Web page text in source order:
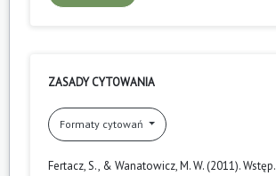
ZASADY CYTOWANIA
Formaty cytowań
Fertacz, S., & Wanatowicz, M. W. (2011). Wstęp.